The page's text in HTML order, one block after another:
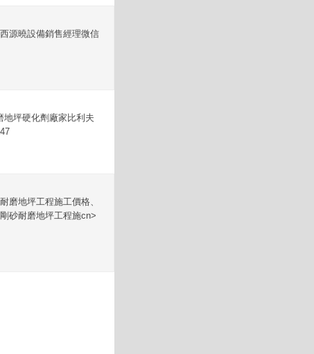
源曉設備銷售經理微信
地坪硬化劑廠家比利夫
磨地坪工程施工價格、
砂耐磨地坪工程施cn>